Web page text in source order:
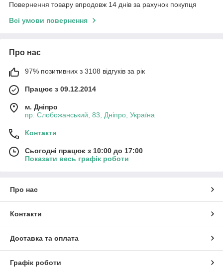
Повернення товару впродовж 14 днів за рахунок покупця
Всі умови повернення
Про нас
97% позитивних з 3108 відгуків за рік
Працює з 09.12.2014
м. Дніпро
пр. Слобожанський, 83, Дніпро, Україна
Контакти
Сьогодні працює з 10:00 до 17:00
Показати весь графік роботи
Про нас
Контакти
Доставка та оплата
Графік роботи